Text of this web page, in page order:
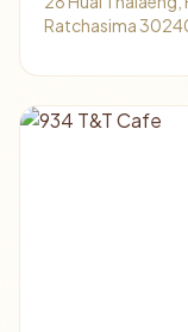
Ratchasima